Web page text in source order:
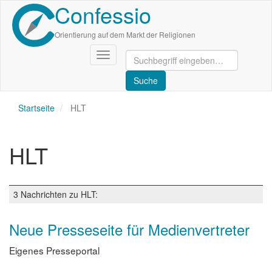
Direkt
zum
Inhalt
Confessio
Orientierung auf dem Markt der Religionen
Navigation
aktivieren/deaktivieren
Startseite HLT
HLT
3 Nachrichten zu HLT:
Neue Presseseite für Medienvertreter
Eigenes Presseportal